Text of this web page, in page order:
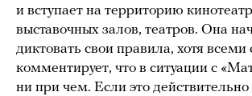
и вступает на территорию
выставочных залов, театров. Она
диктовать свои правила, хотя
комментирует, что в ситуации с
ни при чем. Если это действительно